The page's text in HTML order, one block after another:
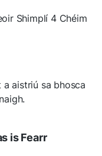
Shimplí 4 Chéim
aistriú sa bhosca
is Fearr